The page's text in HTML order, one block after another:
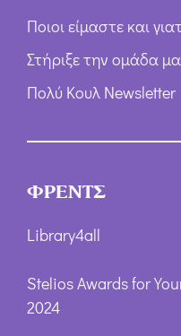
Ποιοι είμαστε και
Στήριξε την ομάδα
Πολύ Κουλ Newsletter
ΦΡΕΝΤΣ
Library4all
Stelios Awards for
2024